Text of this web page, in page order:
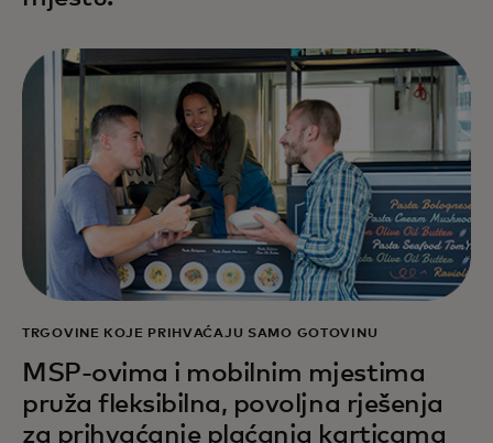
TRGOVINE KOJE PRIHVAĆAJU SAMO GOTOVINU
MSP-ovima i mobilnim mjestima
pruža fleksibilna, povoljna rješenja
za prihvaćanje plaćanja karticama